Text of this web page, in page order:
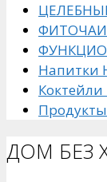
ФИТОЧАИ
Напитки
Коктейли
ДОМ БЕЗ